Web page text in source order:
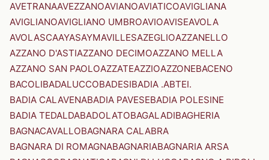
AVETRANAAVEZZANOAVIANOAVIATICOAVIGLIANA
AVIGLIANOAVIGLIANO UMBROAVIOAVISEAVOLA
AVOLASCAAYASAYMAVILLESAZEGLIOAZZANELLO
AZZANO D'ASTIAZZANO DECIMOAZZANO MELLA
AZZANO SAN PAOLOAZZATEAZZIOAZZONEBACENO
BACOLIBADALUCCOBADESIBADIA .ABTEI.
BADIA CALAVENABADIA PAVESEBADIA POLESINE
BADIA TEDALDABADOLATOBAGALADIBAGHERIA
BAGNACAVALLOBAGNARA CALABRA
BAGNARA DI ROMAGNABAGNARIABAGNARIA ARSA